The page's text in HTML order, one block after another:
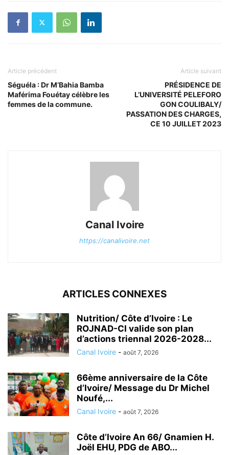
Article précédent
Séguéla : Dr M’Bahia Bamba
Maférima Fouétay célèbre les
femmes de la commune.
Article suivant
PRÉSIDENCE DE
L’UNIVERSITÉ PELEFORO
GON COULIBALY/
PASSATION DES CHARGES,
CE 10 JUILLET 2023
Canal Ivoire
https://canalivoire.net
ARTICLES CONNEXES
Nutrition/ Côte d’Ivoire : Le
ROJNAD-CI valide son plan
d’actions triennal 2026-2028...
Canal Ivoire - août 7, 2026
66ème anniversaire de la Côte
d’Ivoire/ Message du Dr Michel
Noufé,...
Canal Ivoire - août 7, 2026
Côte d’Ivoire An 66/ Gnamien H.
Joël EHU, PDG de ABO...